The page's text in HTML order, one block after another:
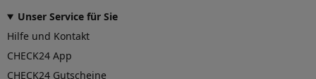
Unser Service für Sie
Hilfe und Kontakt
CHECK24 App
CHECK24 Gutscheine